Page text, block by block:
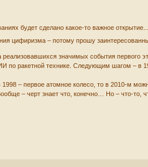
будет сделано какое-то важное
цифиризма – потому прошу
значимых события первого
ракетной технике. Следующим шагом – в
– первое атомное колесо, то в 2010-м
– черт знает что, конечно… Но – что-